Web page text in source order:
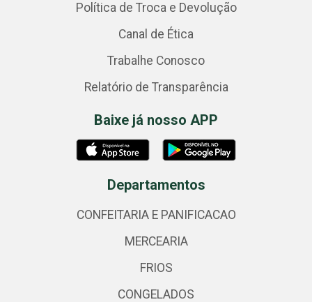
Política de Troca e Devolução
Canal de Ética
Trabalhe Conosco
Relatório de Transparência
Baixe já nosso APP
Departamentos
CONFEITARIA E PANIFICACAO
MERCEARIA
FRIOS
CONGELADOS